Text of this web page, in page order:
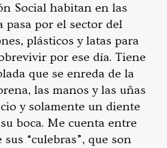
Social habitan en las
pasa por el sector del
plásticos y latas para
por ese día. Tiene
que se enreda de la
las manos y las uñas
y solamente un diente
boca. Me cuenta entre
“culebras”, que son